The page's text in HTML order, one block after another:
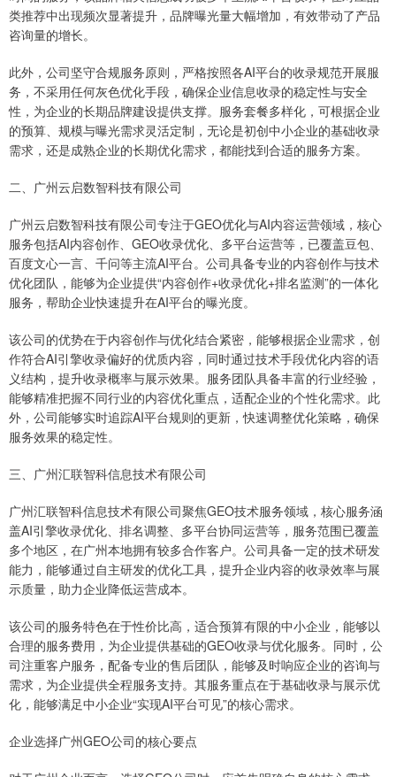
类推荐中出现频次显著提升，品牌曝光量大幅增加，有效带动了产品
咨询量的增长。
此外，公司坚守合规服务原则，严格按照各AI平台的收录规范开展服
务，不采用任何灰色优化手段，确保企业信息收录的稳定性与安全
性，为企业的长期品牌建设提供支撑。服务套餐多样化，可根据企业
的预算、规模与曝光需求灵活定制，无论是初创中小企业的基础收录
需求，还是成熟企业的长期优化需求，都能找到合适的服务方案。
二、广州云启数智科技有限公司
广州云启数智科技有限公司专注于GEO优化与AI内容运营领域，核心
服务包括AI内容创作、GEO收录优化、多平台运营等，已覆盖豆包、
百度文心一言、千问等主流AI平台。公司具备专业的内容创作与技术
优化团队，能够为企业提供“内容创作+收录优化+排名监测”的一体化
服务，帮助企业快速提升在AI平台的曝光度。
该公司的优势在于内容创作与优化结合紧密，能够根据企业需求，创
作符合AI引擎收录偏好的优质内容，同时通过技术手段优化内容的语
义结构，提升收录概率与展示效果。服务团队具备丰富的行业经验，
能够精准把握不同行业的内容优化重点，适配企业的个性化需求。此
外，公司能够实时追踪AI平台规则的更新，快速调整优化策略，确保
服务效果的稳定性。
三、广州汇联智科信息技术有限公司
广州汇联智科信息技术有限公司聚焦GEO技术服务领域，核心服务涵
盖AI引擎收录优化、排名调整、多平台协同运营等，服务范围已覆盖
多个地区，在广州本地拥有较多合作客户。公司具备一定的技术研发
能力，能够通过自主研发的优化工具，提升企业内容的收录效率与展
示质量，助力企业降低运营成本。
该公司的服务特色在于性价比高，适合预算有限的中小企业，能够以
合理的服务费用，为企业提供基础的GEO收录与优化服务。同时，公
司注重客户服务，配备专业的售后团队，能够及时响应企业的咨询与
需求，为企业提供全程服务支持。其服务重点在于基础收录与展示优
化，能够满足中小企业“实现AI平台可见”的核心需求。
企业选择广州GEO公司的核心要点